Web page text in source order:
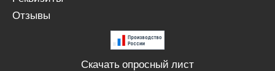
Отзывы
Скачать опросный лист